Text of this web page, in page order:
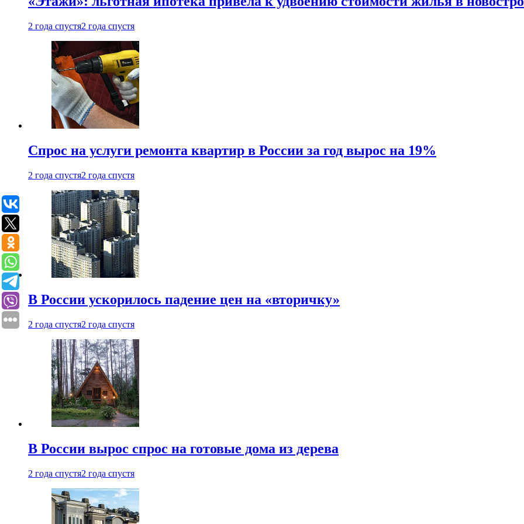
2 года спустя2 года спустя
Спрос на услуги ремонта квартир в России за год вырос на 19%
2 года спустя2 года спустя
В России ускорилось падение цен на «вторичку»
2 года спустя2 года спустя
В России вырос спрос на готовые дома из дерева
2 года спустя2 года спустя